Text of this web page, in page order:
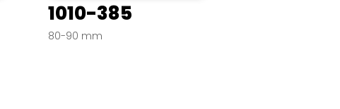
1010-385
80-90 mm